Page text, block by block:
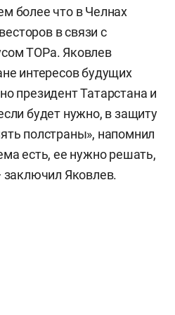
более что в Челнах
в связи с
ТОРа. Яковлев
интересов будущих
президент Татарстана и
будет нужно, в защиту
полстраны», напомнил
есть, ее нужно решать,
заключил Яковлев.